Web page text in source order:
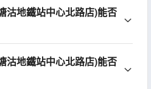
沽地鐵站中心北路店)能否
沽地鐵站中心北路店)能否